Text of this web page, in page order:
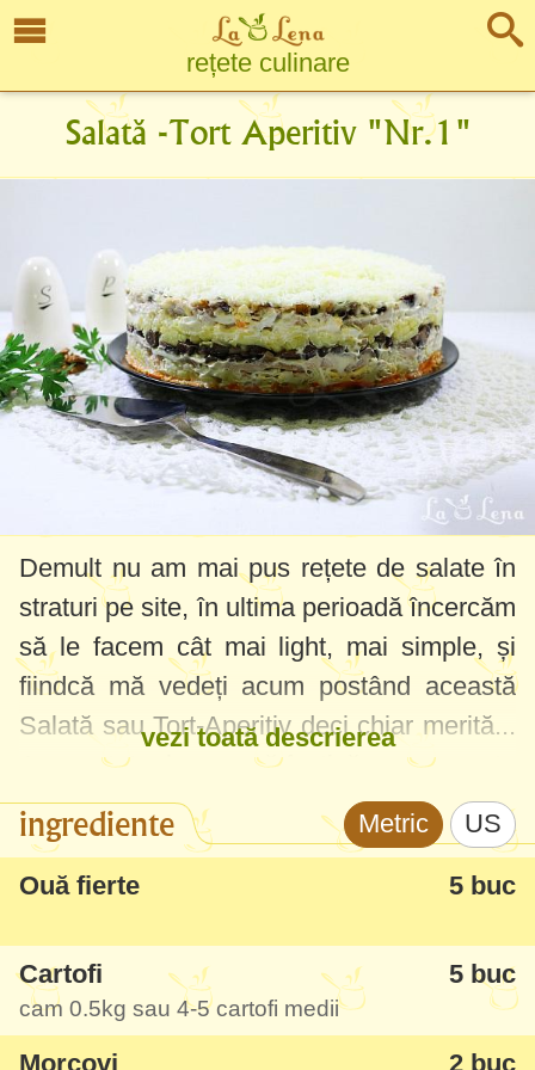
rețete culinare
Salată -Tort Aperitiv "Nr.1"
Demult nu am mai pus rețete de salate în
straturi pe site, în ultima perioadă încercăm
să le facem cât mai light, mai simple, și
fiindcă mă vedeți acum postând această
Salată sau Tort-Aperitiv deci chiar merită...
Am gustat-o la o masă festivă vara aceasta
și de atunci îmi stă gândul la ea, a fost
minunată și combinația de ingrediente la
prima vedere nu este așa deosebită,
uscate cu nuci. Este sățioasă, dar o puteți
face mai light dacă folosiți în loc de
maioneză niște smântână, sau combinați
vezi toată descrierea
ingrediente Metric US
Ouă fierte 5 buc
Cartofi 5 buc
cam 0.5kg sau 4-5 cartofi medii
Morcovi 2 buc